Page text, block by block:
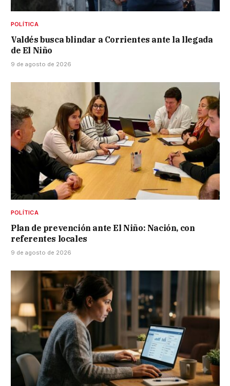
POLÍTICA
Valdés busca blindar a Corrientes ante la llegada
de El Niño
9 de agosto de 2026
POLÍTICA
Plan de prevención ante El Niño: Nación, con
referentes locales
9 de agosto de 2026